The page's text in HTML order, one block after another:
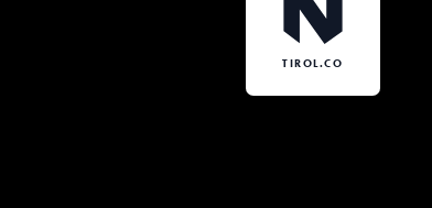
TIROL.CO